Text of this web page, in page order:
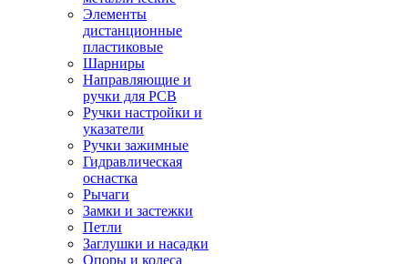
Элементы
дистанционные
пластиковые
Шарниры
Направляющие и
ручки для PCB
Ручки настройки и
указатели
Ручки зажимные
Гидравлическая
оснастка
Рычаги
Замки и застежки
Петли
Заглушки и насадки
Опоры и колеса